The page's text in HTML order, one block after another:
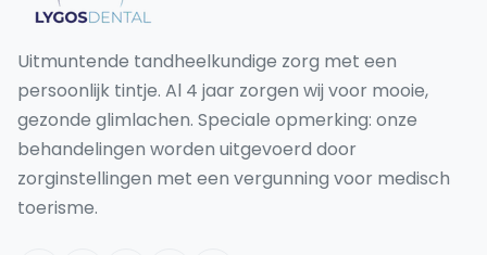
Uitmuntende tandheelkundige zorg met een
persoonlijk tintje. Al 4 jaar zorgen wij voor mooie,
gezonde glimlachen. Speciale opmerking: onze
behandelingen worden uitgevoerd door
zorginstellingen met een vergunning voor medisch
toerisme.